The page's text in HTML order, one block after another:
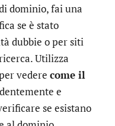
dominio, fai una
se è stato
dubbie o per siti
Utilizza
vedere come il
e
se esistano